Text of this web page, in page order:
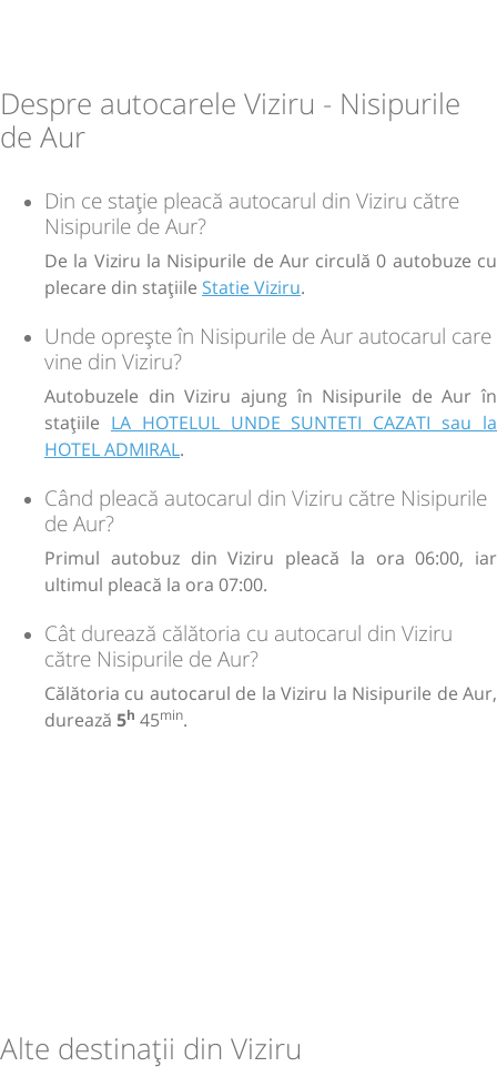
Despre autocarele Viziru - Nisipurile
de Aur
Din ce stație pleacă autocarul din Viziru către
Nisipurile de Aur?
De la Viziru la Nisipurile de Aur circulă 0 autobuze cu
plecare din stațiile Statie Viziru.
Unde oprește în Nisipurile de Aur autocarul care
vine din Viziru?
Autobuzele din Viziru ajung în Nisipurile de Aur în
stațiile LA HOTELUL UNDE SUNTETI CAZATI sau la
HOTEL ADMIRAL.
Când pleacă autocarul din Viziru către Nisipurile
de Aur?
Primul autobuz din Viziru pleacă la ora 06:00, iar
ultimul pleacă la ora 07:00.
Cât durează călătoria cu autocarul din Viziru
către Nisipurile de Aur?
Călătoria cu autocarul de la Viziru la Nisipurile de Aur,
durează 5h 45min.
Alte destinații din Viziru